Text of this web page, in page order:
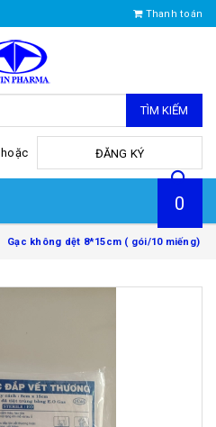
Thanh toán
TÌM KIẾM
hoặc ĐĂNG KÝ
0
Gạc không dệt 8*15cm ( gói/10 miếng)